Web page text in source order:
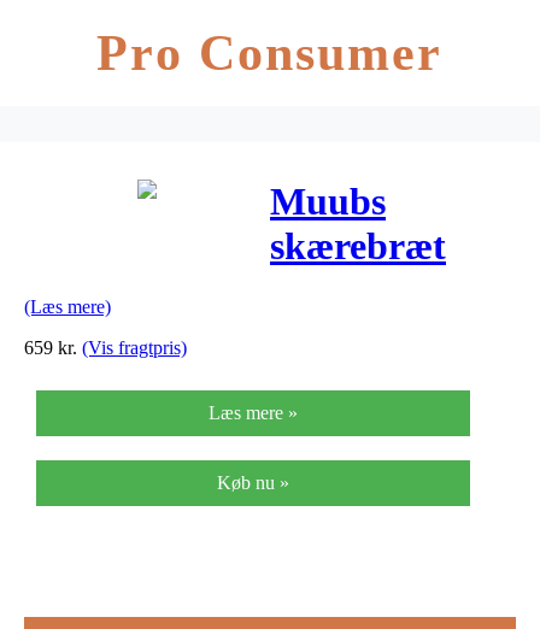
Pro Consumer
Muubs
skærebræt
cm)
(Læs mere)
659 kr. (Vis fragtpris)
Læs mere »
Køb nu »